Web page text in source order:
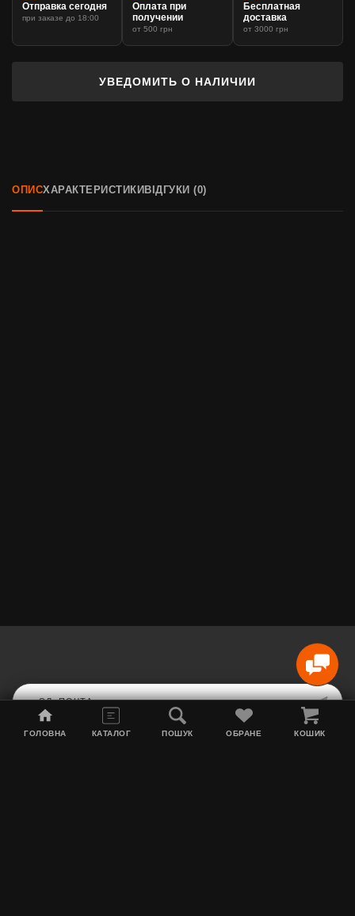
УВЕДОМИТЬ О НАЛИЧИИ
Отправка сегодня
при заказе до 18:00
Оплата при
получении
от 500 грн
Бесплатная
доставка
от 3000 грн
ОПИСХАРАКТЕРИСТИКИ ВІДГУКИ (0)
ГОЛОВНА КАТАЛОГ ПОШУК ОБРАНЕ КОШИК